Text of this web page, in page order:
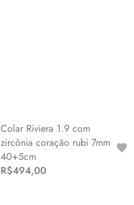
Colar Riviera 1.9 com
zircônia coração rubi 7mm
40+5cm
R$494,00